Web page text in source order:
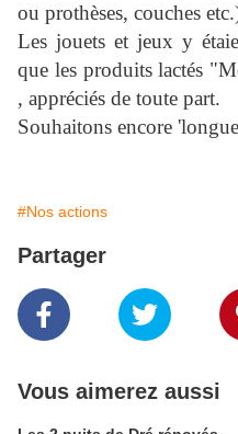
ou prothèses, couches
Les jouets et jeux y
que les produits lactés
, appréciés de toute part.
Souhaitons encore
#Nos actions
Partager
Vous aimerez aussi